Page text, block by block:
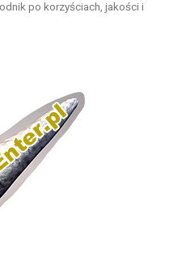
po korzyściach, jakości i